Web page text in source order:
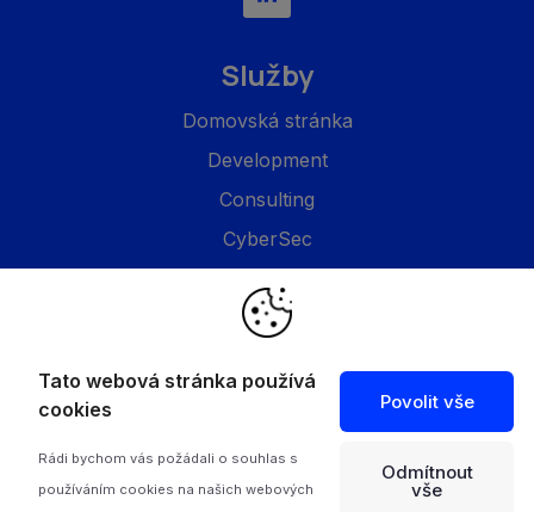
Služby
Domovská stránka
Development
Consulting
CyberSec
Společnost
Kontakty
Tato webová stránka používá
cookies
Rádi bychom vás požádali o souhlas s
používáním cookies na našich webových
Povolit vše
Odmítnout
vše